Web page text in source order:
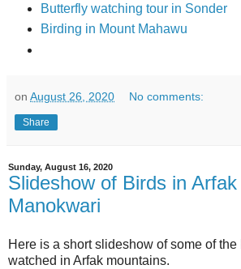
Butterfly watching tour in Sonder
Birding in Mount Mahawu
on August 26, 2020 No comments:
Share
Sunday, August 16, 2020
Slideshow of Birds in
Manokwari
Here is a short slideshow of some of
watched in Arfak mountains.